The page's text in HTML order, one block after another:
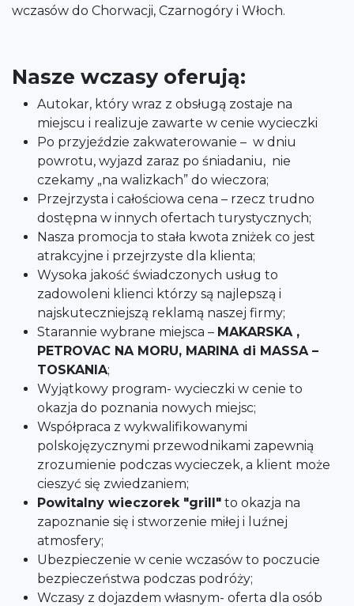
wczasów do Chorwacji, Czarnogóry i Włoch.
Nasze wczasy oferują:
Autokar, który wraz z obsługą zostaje na
miejscu i realizuje zawarte w cenie wycieczki
Po przyjeździe zakwaterowanie – w dniu
powrotu, wyjazd zaraz po śniadaniu, nie
czekamy „na walizkach” do wieczora;
Przejrzysta i całościowa cena – rzecz trudno
dostępna w innych ofertach turystycznych;
Nasza promocja to stała kwota zniżek co jest
atrakcyjne i przejrzyste dla klienta;
Wysoka jakość świadczonych usług to
zadowoleni klienci którzy są najlepszą i
najskuteczniejszą reklamą naszej firmy;
Starannie wybrane miejsca – MAKARSKA ,
PETROVAC NA MORU, MARINA di MASSA –
TOSKANIA;
Wyjątkowy program- wycieczki w cenie to
okazja do poznania nowych miejsc;
Współpraca z wykwalifikowanymi
polskojęzycznymi przewodnikami zapewnią
zrozumienie podczas wycieczek, a klient może
cieszyć się zwiedzaniem;
Powitalny wieczorek "grill" to okazja na
zapoznanie się i stworzenie miłej i luźnej
atmosfery;
Ubezpieczenie w cenie wczasów to poczucie
bezpieczeństwa podczas podróży;
Wczasy z dojazdem własnym- oferta dla osób